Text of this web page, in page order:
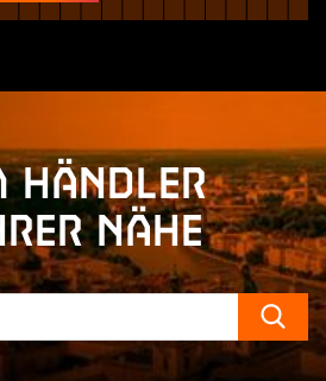
Händler
Nähe